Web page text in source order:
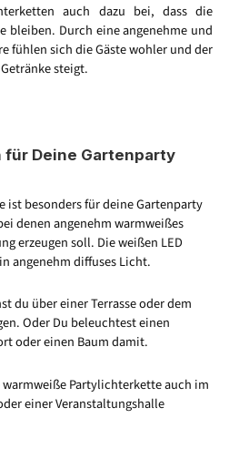
auch dazu bei, dass die
bleiben. Durch eine angenehme und
fühlen sich die Gäste wohler und der
steigt.
Deine Gartenparty
ist besonders für deine Gartenparty
denen angenehm warmweißes
erzeugen soll. Die weißen LED
angenehm diffuses Licht.
du über einer Terrasse oder dem
Oder Du beleuchtest einen
oder einen Baum damit.
Partylichterkette auch im
einer Veranstaltungshalle